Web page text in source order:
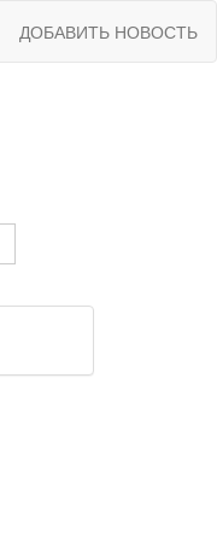
ДОБАВИТЬ НОВОСТЬ